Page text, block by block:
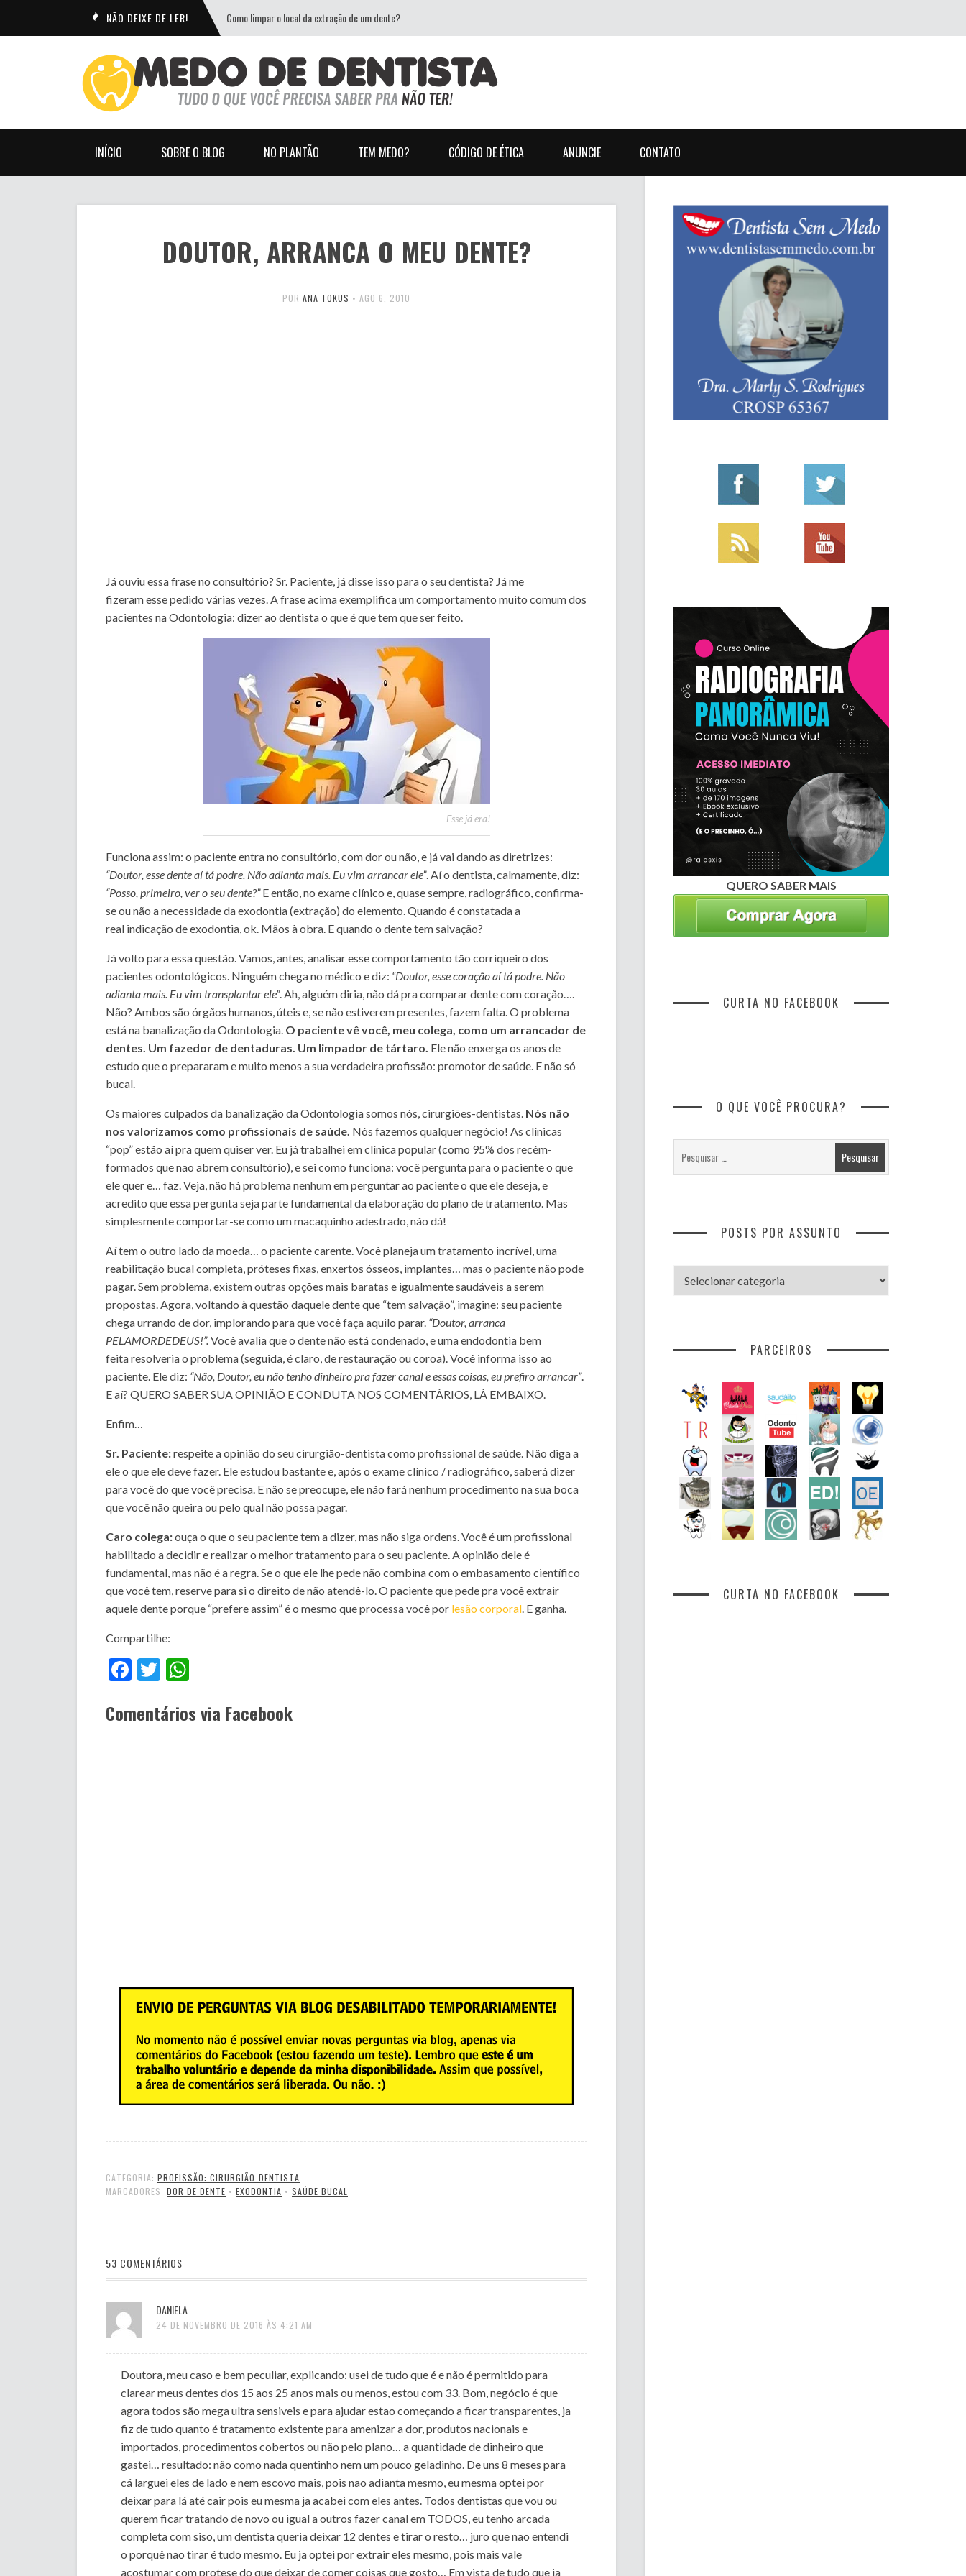
NÃO DEIXE DE LER! Como limpar o local da extração de um dente?
INÍCIO SOBRE O BLOG NO PLANTÃO TEM MEDO? CÓDIGO DE ÉTICA ANUNCIE CONTATO
DOUTOR, ARRANCA O MEU DENTE?
POR ANA TOKUS • AGO 6, 2010
Já ouviu essa frase no consultório? Sr. Paciente, já disse isso para o seu dentista? Já me
fizeram esse pedido várias vezes. A frase acima exemplifica um comportamento muito comum dos
pacientes na Odontologia: dizer ao dentista o que é que tem que ser feito.
Esse já era!
Funciona assim: o paciente entra no consultório, com dor ou não, e já vai dando as diretrizes:
“Doutor, esse dente aí tá podre. Não adianta mais. Eu vim arrancar ele”. Aí o dentista, calmamente, diz:
“Posso, primeiro, ver o seu dente?”E então, no exame clínico e, quase sempre, radiográfico, confirma-
se ou não a necessidade da exodontia (extração) do elemento. Quando é constatada a
real indicação de exodontia, ok. Mãos à obra. E quando o dente tem salvação?
Já volto para essa questão. Vamos, antes, analisar esse comportamento tão corriqueiro dos
pacientes odontológicos. Ninguém chega no médico e diz: “Doutor, esse coração aí tá podre. Não
adianta mais. Eu vim transplantar ele”. Ah, alguém diria, não dá pra comparar dente com coração….
Não? Ambos são órgãos humanos, úteis e, se não estiverem presentes, fazem falta. O problema
está na banalização da Odontologia. O paciente vê você, meu colega, como um arrancador de
dentes. Um fazedor de dentaduras. Um limpador de tártaro. Ele não enxerga os anos de
estudo que o prepararam e muito menos a sua verdadeira profissão: promotor de saúde. E não só
bucal.
Os maiores culpados da banalização da Odontologia somos nós, cirurgiões-dentistas. Nós não
nos valorizamos como profissionais de saúde. Nós fazemos qualquer negócio! As clínicas
“pop” estão aí pra quem quiser ver. Eu já trabalhei em clínica popular (como 95% dos recém-
formados que nao abrem consultório), e sei como funciona: você pergunta para o paciente o que
ele quer e… faz. Veja, não há problema nenhum em perguntar ao paciente o que ele deseja, e
acredito que essa pergunta seja parte fundamental da elaboração do plano de tratamento. Mas
simplesmente comportar-se como um macaquinho adestrado, não dá!
Aí tem o outro lado da moeda… o paciente carente. Você planeja um tratamento incrível, uma
reabilitação bucal completa, próteses fixas, enxertos ósseos, implantes… mas o paciente não pode
pagar. Sem problema, existem outras opções mais baratas e igualmente saudáveis a serem
propostas. Agora, voltando à questão daquele dente que “tem salvação”, imagine: seu paciente
chega urrando de dor, implorando para que você faça aquilo parar. “Doutor, arranca
PELAMORDEDEUS!”.Você avalia que o dente não está condenado, e uma endodontia bem
feita resolveria o problema (seguida, é claro, de restauração ou coroa). Você informa isso ao
paciente. Ele diz: “Não, Doutor, eu não tenho dinheiro pra fazer canal e essas coisas, eu prefiro arrancar”.
E aí? QUERO SABER SUA OPINIÃO E CONDUTA NOS COMENTÁRIOS, LÁ EMBAIXO.
Enfim…
Sr. Paciente:respeite a opinião do seu cirurgião-dentista como profissional de saúde. Não diga a
ele o que ele deve fazer. Ele estudou bastante e, após o exame clínico / radiográfico, saberá dizer
para você do que você precisa. E não se preocupe, ele não fará nenhum procedimento na sua boca
que você não queira ou pelo qual não possa pagar.
Caro colega:ouça o que o seu paciente tem a dizer, mas não siga ordens. Você é um profissional
habilitado a decidir e realizar o melhor tratamento para o seu paciente. A opinião dele é
fundamental, mas não é a regra. Se o que ele lhe pede não combina com o embasamento científico
que você tem, reserve para si o direito de não atendê-lo. O paciente que pede pra você extrair
aquele dente porque “prefere assim” é o mesmo que processa você por lesão corporal. E ganha.
Compartilhe:
Facebook
Twitter
Comentários via Facebook
CATEGORIA: PROFISSÃO: CIRURGIÃO-DENTISTA
MARCADORES: DOR DE DENTE • EXODONTIA • SAÚDE BUCAL
53 COMENTÁRIOS
DANIELA
24 DE NOVEMBRO DE 2016 ÀS 4:21 AM
Doutora, meu caso e bem peculiar, explicando: usei de tudo que é e não é permitido para
clarear meus dentes dos 15 aos 25 anos mais ou menos, estou com 33. Bom, negócio é que
agora todos são mega ultra sensiveis e para ajudar estao começando a ficar transparentes, ja
fiz de tudo quanto é tratamento existente para amenizar a dor, produtos nacionais e
importados, procedimentos cobertos ou não pelo plano… a quantidade de dinheiro que
gastei… resultado: não como nada quentinho nem um pouco geladinho. De uns 8 meses para
cá larguei eles de lado e nem escovo mais, pois nao adianta mesmo, eu mesma optei por
deixar para lá até cair pois eu mesma ja acabei com eles antes. Todos dentistas que vou ou
querem ficar tratando de novo ou igual a outros fazer canal em TODOS, eu tenho arcada
completa com siso, um dentista queria deixar 12 dentes e tirar o resto… juro que nao entendi
o porquê nao tirar é tudo mesmo. Eu ja optei por extrair eles mesmo, pois mais vale
acostumar com protese do que deixar de comer coisas que gosto… Em vista de tudo que ja
QUERO SABER MAIS
CURTA NO FACEBOOK
O QUE VOCÊ PROCURA?
POSTS POR ASSUNTO
por
PARCEIROS
CURTA NO FACEBOOK